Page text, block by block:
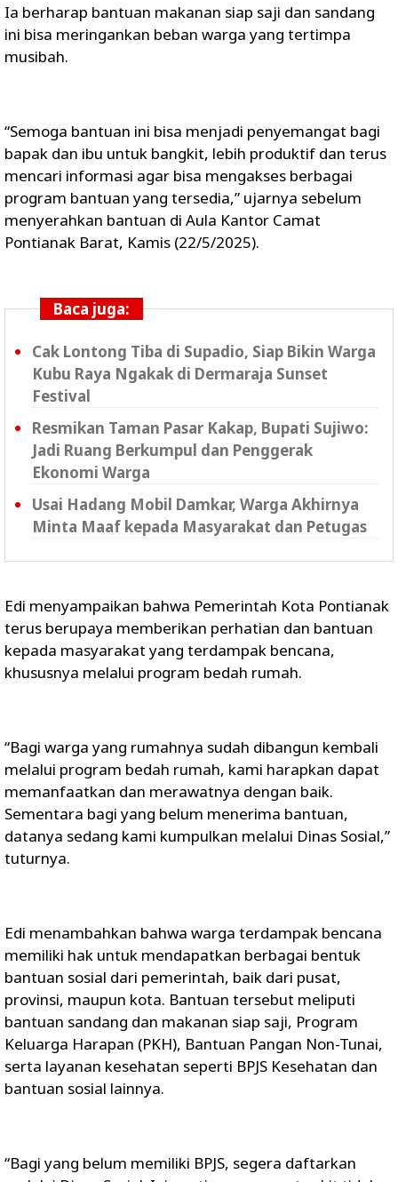
Ia berharap bantuan makanan siap saji dan sandang
ini bisa meringankan beban warga yang tertimpa
musibah.
“Semoga bantuan ini bisa menjadi penyemangat bagi
bapak dan ibu untuk bangkit, lebih produktif dan terus
mencari informasi agar bisa mengakses berbagai
program bantuan yang tersedia,” ujarnya sebelum
menyerahkan bantuan di Aula Kantor Camat
Pontianak Barat, Kamis (22/5/2025).
Baca juga:
Cak Lontong Tiba di Supadio, Siap Bikin Warga
Kubu Raya Ngakak di Dermaraja Sunset
Festival
Resmikan Taman Pasar Kakap, Bupati Sujiwo:
Jadi Ruang Berkumpul dan Penggerak
Ekonomi Warga
Usai Hadang Mobil Damkar, Warga Akhirnya
Minta Maaf kepada Masyarakat dan Petugas
Edi menyampaikan bahwa Pemerintah Kota Pontianak
terus berupaya memberikan perhatian dan bantuan
kepada masyarakat yang terdampak bencana,
khususnya melalui program bedah rumah.
“Bagi warga yang rumahnya sudah dibangun kembali
melalui program bedah rumah, kami harapkan dapat
memanfaatkan dan merawatnya dengan baik.
Sementara bagi yang belum menerima bantuan,
datanya sedang kami kumpulkan melalui Dinas Sosial,”
tuturnya.
Edi menambahkan bahwa warga terdampak bencana
memiliki hak untuk mendapatkan berbagai bentuk
bantuan sosial dari pemerintah, baik dari pusat,
provinsi, maupun kota. Bantuan tersebut meliputi
bantuan sandang dan makanan siap saji, Program
Keluarga Harapan (PKH), Bantuan Pangan Non-Tunai,
serta layanan kesehatan seperti BPJS Kesehatan dan
bantuan sosial lainnya.
“Bagi yang belum memiliki BPJS, segera daftarkan